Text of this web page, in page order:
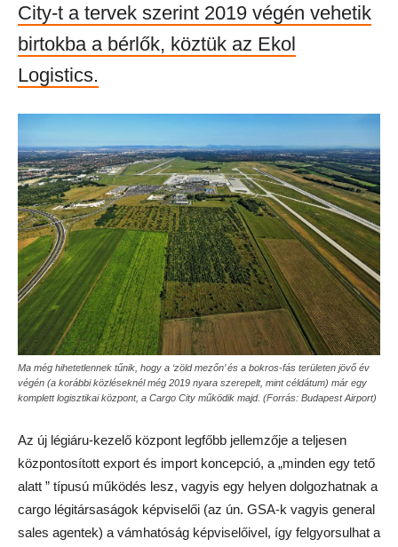
City-t a tervek szerint 2019 végén vehetik
birtokba a bérlők, köztük az Ekol
Logistics.
Ma még hihetetlennek tűnik, hogy a ‘zöld mezőn’ és a bokros-fás területen jövő év
végén (a korábbi közléseknél még 2019 nyara szerepelt, mint céldátum) már egy
komplett logisztikai központ, a Cargo City működik majd. (Forrás: Budapest Airport)
Az új légiáru-kezelő központ legfőbb jellemzője a teljesen
központosított export és import koncepció, a „minden egy tető
alatt ” típusú működés lesz, vagyis egy helyen dolgozhatnak a
cargo légitársaságok képviselői (az ún. GSA-k vagyis general
sales agentek) a vámhatóság képviselőivel, így felgyorsulhat a